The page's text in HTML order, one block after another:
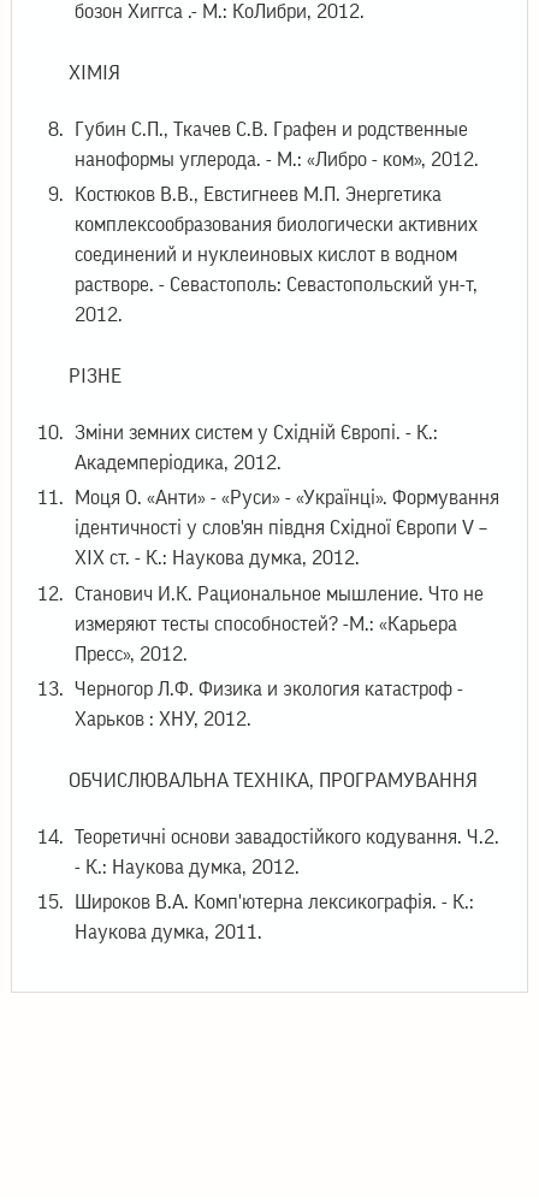
бозон Хиггса .- М.: КоЛибри, 2012.
ХІМІЯ
Губин С.П., Ткачев С.В. Графен и родственные
наноформы углерода. - М.: «Либро - ком», 2012.
Костюков В.В., Евстигнеев М.П. Энергетика
комплексообразования биологически активних
соединений и нуклеиновых кислот в водном
растворе. - Севастополь: Севастопольский ун-т,
2012.
РІЗНЕ
Зміни земних систем у Східній Європі. - К.:
Академперіодика, 2012.
Моця О. «Анти» - «Руси» - «Українці». Формування
ідентичності у слов'ян півдня Східної Європи V –
XIX ст. - К.: Наукова думка, 2012.
Станович И.К. Рациональное мышление. Что не
измеряют тесты способностей? -М.: «Карьера
Пресс», 2012.
Черногор Л.Ф. Физика и экология катастроф -
Харьков : ХНУ, 2012.
ОБЧИСЛЮВАЛЬНА ТЕХНІКА, ПРОГРАМУВАННЯ
Теоретичні основи завадостійкого кодування. Ч.2.
- К.: Наукова думка, 2012.
Широков В.А. Комп'ютерна лексикографія. - К.:
Наукова думка, 2011.